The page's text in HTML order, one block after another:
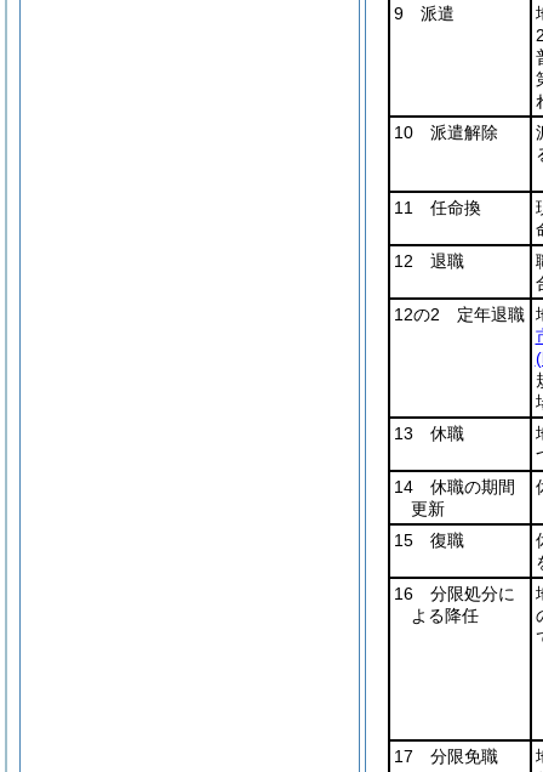
9 派遣
10 派遣解除
11 任命換
12 退職
12の2 定年退職
13 休職
14 休職の期間
更新
15 復職
16 分限処分に
よる降任
17 分限免職